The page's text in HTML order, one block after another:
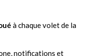
à chaque volet de la
notifications et